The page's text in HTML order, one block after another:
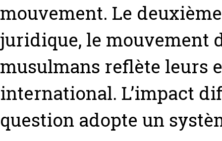
mouvement. Le
juridique, le mouvement
musulmans reflète leurs
international. L’impact
question adopte un